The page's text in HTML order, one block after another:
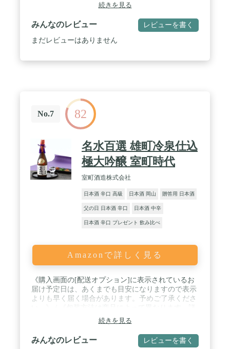
続きを見る
みんなのレビュー レビューを書く
まだレビューはありません
No.7 82
名水百選 雄町冷泉仕込
極大吟醸 室町時代
室町酒造株式会社
日本酒 辛口 高級 日本酒 岡山 贈答用 日本酒
父の日 日本酒 辛口 日本酒 中辛
日本酒 辛口 プレゼント 飲み比べ
Amazonで詳しく見る
《購入画面の[配送オプション]に表示されているお
届け予定日は、あくまでも目安になりますので表示
よりも早く届く場合があります。予めご了承くださ
しくはお問合せ下さい。》 / 【数量・内容】720ml
【賞味期間】365日 【原材料】米（岡山県産）・米
麹（岡山県産）・醸造アルコール 17度 【特記事
項】大吟醸原酒 【お届け方法】常温 ※未成年者の
続きを見る
みんなのレビュー レビューを書く